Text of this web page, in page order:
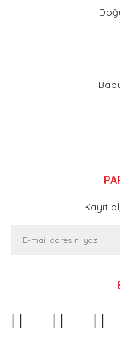
Kayıt